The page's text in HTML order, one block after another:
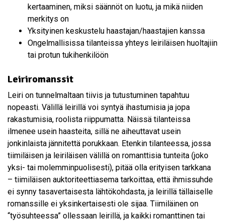
kertaaminen, miksi säännöt on luotu, ja mikä niiden
merkitys on
Yksityinen keskustelu haastajan/haastajien kanssa
Ongelmallisissa tilanteissa yhteys leiriläisen huoltajiin
tai protun tukihenkilöön
Leiriromanssit
Leiri on tunnelmaltaan tiivis ja tutustuminen tapahtuu
nopeasti. Välillä leirillä voi syntyä ihastumisia ja jopa
rakastumisia, roolista riippumatta. Näissä tilanteissa
ilmenee usein haasteita, sillä ne aiheuttavat usein
jonkinlaista jännitettä porukkaan. Etenkin tilanteessa, jossa
tiimiläisen ja leiriläisen välillä on romanttisia tunteita (joko
yksi- tai molemminpuolisesti), pitää olla erityisen tarkkana
– tiimiläisen auktoriteettiasema tarkoittaa, että ihmissuhde
ei synny tasavertaisesta lähtökohdasta, ja leirillä tällaiselle
romanssille ei yksinkertaisesti ole sijaa. Tiimiläinen on
“työsuhteessa” ollessaan leirillä, ja kaikki romanttinen tai